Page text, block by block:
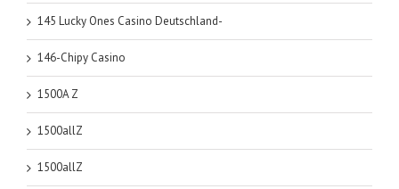
145 Lucky Ones Casino Deutschland-
146-Chipy Casino
1500A Z
1500allZ
1500allZ